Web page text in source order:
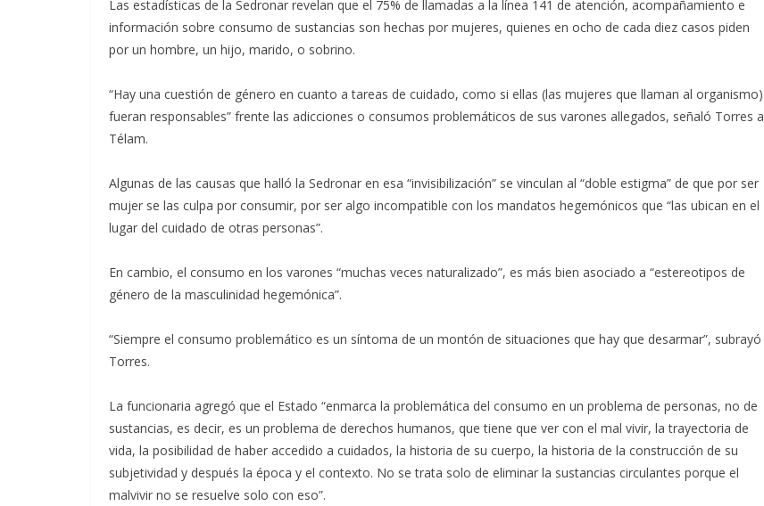
Las estadísticas de la Sedronar revelan que el 75% de llamadas a la línea 141 de atención, acompañamiento e
información sobre consumo de sustancias son hechas por mujeres, quienes en ocho de cada diez casos piden
por un hombre, un hijo, marido, o sobrino.
“Hay una cuestión de género en cuanto a tareas de cuidado, como si ellas (las mujeres que llaman al organismo)
fueran responsables” frente las adicciones o consumos problemáticos de sus varones allegados, señaló Torres a
Télam.
Algunas de las causas que halló la Sedronar en esa “invisibilización” se vinculan al “doble estigma” de que por ser
mujer se las culpa por consumir, por ser algo incompatible con los mandatos hegemónicos que “las ubican en el
lugar del cuidado de otras personas”.
En cambio, el consumo en los varones “muchas veces naturalizado”, es más bien asociado a “estereotipos de
género de la masculinidad hegemónica”.
“Siempre el consumo problemático es un síntoma de un montón de situaciones que hay que desarmar”, subrayó
Torres.
La funcionaria agregó que el Estado “enmarca la problemática del consumo en un problema de personas, no de
sustancias, es decir, es un problema de derechos humanos, que tiene que ver con el mal vivir, la trayectoria de
vida, la posibilidad de haber accedido a cuidados, la historia de su cuerpo, la historia de la construcción de su
subjetividad y después la época y el contexto. No se trata solo de eliminar la sustancias circulantes porque el
malvivir no se resuelve solo con eso”.